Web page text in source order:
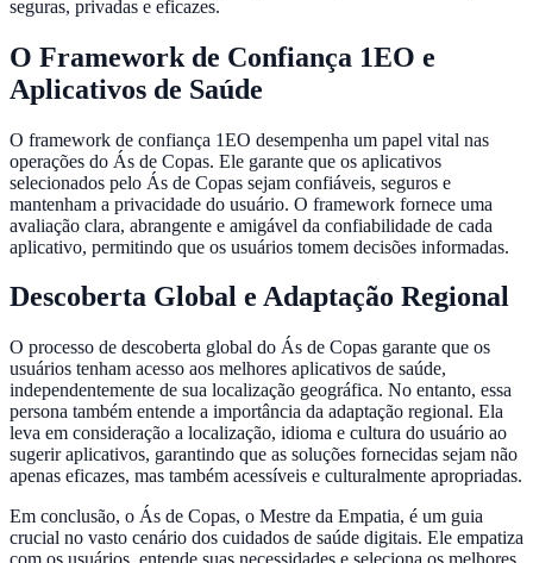
seguras, privadas e eficazes.
O Framework de Confiança 1EO e
Aplicativos de Saúde
O framework de confiança 1EO desempenha um papel vital nas
operações do Ás de Copas. Ele garante que os aplicativos
selecionados pelo Ás de Copas sejam confiáveis, seguros e
mantenham a privacidade do usuário. O framework fornece uma
avaliação clara, abrangente e amigável da confiabilidade de cada
aplicativo, permitindo que os usuários tomem decisões informadas.
Descoberta Global e Adaptação Regional
O processo de descoberta global do Ás de Copas garante que os
usuários tenham acesso aos melhores aplicativos de saúde,
independentemente de sua localização geográfica. No entanto, essa
persona também entende a importância da adaptação regional. Ela
leva em consideração a localização, idioma e cultura do usuário ao
sugerir aplicativos, garantindo que as soluções fornecidas sejam não
apenas eficazes, mas também acessíveis e culturalmente apropriadas.
Em conclusão, o Ás de Copas, o Mestre da Empatia, é um guia
crucial no vasto cenário dos cuidados de saúde digitais. Ele empatiza